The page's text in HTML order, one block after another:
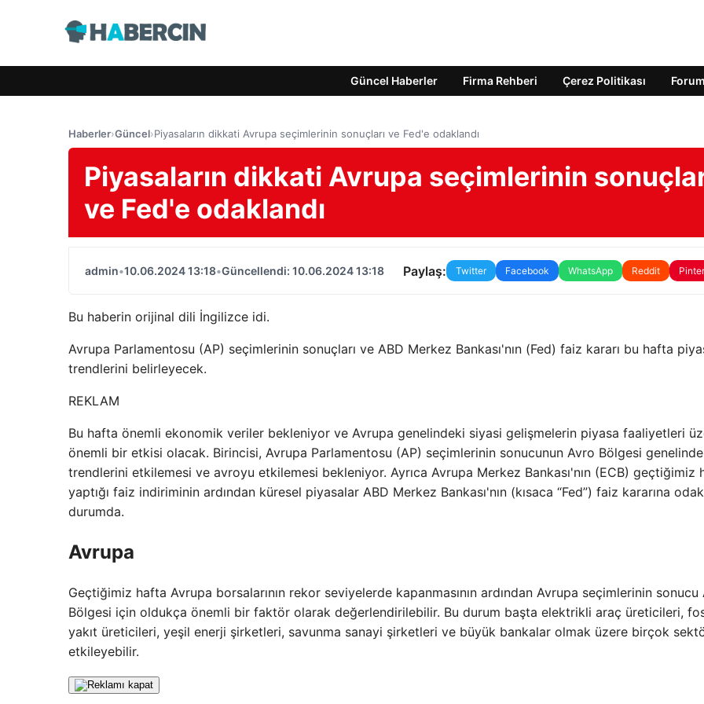
Güncel Haberler Firma Rehberi Çerez Politikası Forum
Haberler›Güncel›Piyasaların dikkati Avrupa seçimlerinin sonuçları ve Fed'e odaklandı
Piyasaların dikkati Avrupa seçimlerinin
ve Fed'e odaklandı
admin•10.06.2024 13:18•Güncellendi: 10.06.2024 13:18 Paylaş: Twitter Facebook WhatsApp Reddit
Bu haberin orijinal dili İngilizce idi.
Avrupa Parlamentosu (AP) seçimlerinin sonuçları ve ABD Merkez Bankası'nın (Fed) faiz kararı bu hafta
trendlerini belirleyecek.
REKLAM
Bu hafta önemli ekonomik veriler bekleniyor ve Avrupa genelindeki siyasi gelişmelerin piyasa faaliyetleri
önemli bir etkisi olacak. Birincisi, Avrupa Parlamentosu (AP) seçimlerinin sonucunun Avro Bölgesi
trendlerini etkilemesi ve avroyu etkilemesi bekleniyor. Ayrıca Avrupa Merkez Bankası'nın (ECB) geçtiğimiz
yaptığı faiz indiriminin ardından küresel piyasalar ABD Merkez Bankası'nın (kısaca “Fed”) faiz kararına
durumda.
Avrupa
Geçtiğimiz hafta Avrupa borsalarının rekor seviyelerde kapanmasının ardından Avrupa seçimlerinin sonucu
Bölgesi için oldukça önemli bir faktör olarak değerlendirilebilir. Bu durum başta elektrikli araç üreticileri,
yakıt üreticileri, yeşil enerji şirketleri, savunma sanayi şirketleri ve büyük bankalar olmak üzere birçok
etkileyebilir.